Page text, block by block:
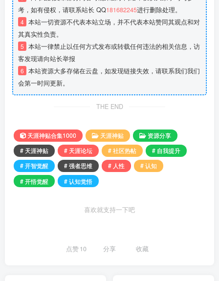
考，如有侵权，请联系站长 QQ181682245进行删除处理。
4 本站一切资源不代表本站立场，并不代表本站赞同其观点和对
其真实性负责。
5 本站一律禁止以任何方式发布或转载任何违法的相关信息，访
客发现请向站长举报
6 本站资源大多存储在云盘，如发现链接失效，请联系我们我们
会第一时间更新。
THE END
天涯神贴合集1000 天涯神贴
资源分享
# 天涯神贴
# 天涯论坛 # 社区热帖
# 自我提升
# 开智觉醒
# 强者思维 # 人性
# 认知
# 开悟觉醒
# 认知觉悟
喜欢就支持一下吧
点赞10 分享 收藏